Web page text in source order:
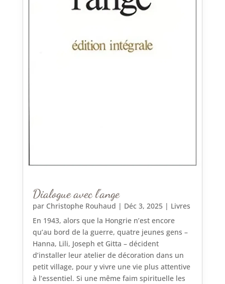
Dialogue avec l’ange
par Christophe Rouhaud | Déc 3, 2025| Livres
En 1943, alors que la Hongrie n’est encore
qu’au bord de la guerre, quatre jeunes gens –
Hanna, Lili, Joseph et Gitta – décident
d’installer leur atelier de décoration dans un
petit village, pour y vivre une vie plus attentive
à l’essentiel. Si une même faim spirituelle les